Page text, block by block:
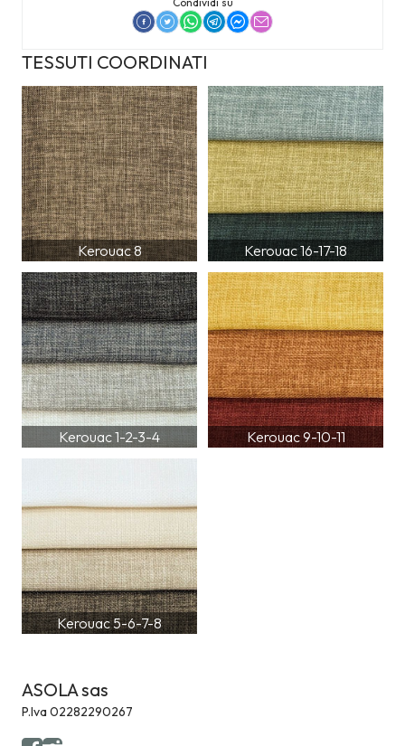
TESSUTI COORDINATI
Kerouac 8 Kerouac 16-17-18
Kerouac 1-2-3-4 Kerouac 9-10-11
Kerouac 5-6-7-8
ASOLA sas
P.Iva 02282290267